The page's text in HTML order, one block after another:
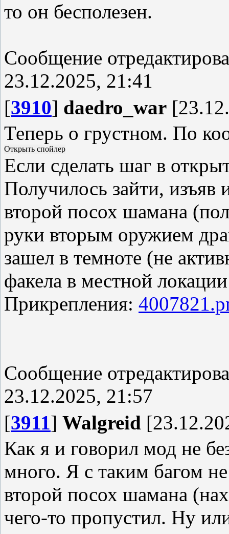
то он бесполезен.
Сообщение
23.12.2025, 21:41
[3910] daedro_war
Теперь о грустном. По
Если сделать шаг в
Получилось зайти, изъяв
второй посох шамана
руки вторым оружием
зашел в темноте (не
факела в местной
Прикрепления:
Сообщение
23.12.2025, 21:57
[3911] Walgreid
Как я и говорил мод не
много. Я с таким багом
второй посох шамана
чего-то пропустил. Ну